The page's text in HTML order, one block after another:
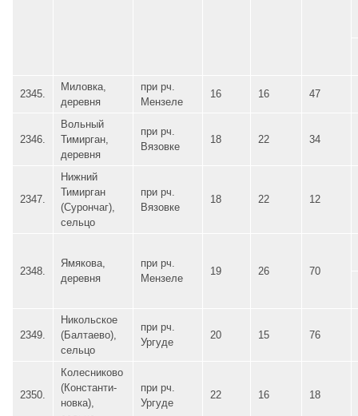
2345.
Миловка,
деревня
при рч.
Мензеле
16 16 47
2346.
Вольный
Тимирган,
деревня
при рч.
Вязовке
18 22 34
2347.
Нижний
Тимирган
(Сурончаг),
сельцо
при рч.
Вязовке
18 22 12
2348.
Ямякова,
деревня
при рч.
Мензеле
19 26 70
2349.
Никольское
(Балтаево),
сельцо
при рч.
Ургуде
20 15 76
2350.
Колесниково
(Константи-
новка),
при рч.
Ургуде
22 16 18